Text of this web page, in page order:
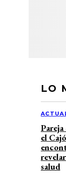
LO
Pareja
el
salud